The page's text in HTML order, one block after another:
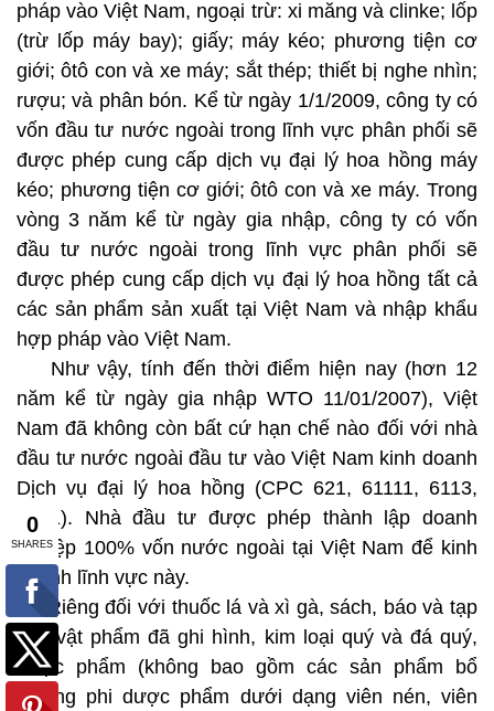
pháp vào Việt Nam, ngoại trừ: xi măng và clinke; lốp
(trừ lốp máy bay); giấy; máy kéo; phương tiện cơ
giới; ôtô con và xe máy; sắt thép; thiết bị nghe nhìn;
rượu; và phân bón. Kể từ ngày 1/1/2009, công ty có
vốn đầu tư nước ngoài trong lĩnh vực phân phối sẽ
được phép cung cấp dịch vụ đại lý hoa hồng máy
kéo; phương tiện cơ giới; ôtô con và xe máy. Trong
vòng 3 năm kể từ ngày gia nhập, công ty có vốn
đầu tư nước ngoài trong lĩnh vực phân phối sẽ
được phép cung cấp dịch vụ đại lý hoa hồng tất cả
các sản phẩm sản xuất tại Việt Nam và nhập khẩu
hợp pháp vào Việt Nam.
Như vậy, tính đến thời điểm hiện nay (hơn 12
năm kể từ ngày gia nhập WTO 11/01/2007), Việt
Nam đã không còn bất cứ hạn chế nào đối với nhà
đầu tư nước ngoài đầu tư vào Việt Nam kinh doanh
Dịch vụ đại lý hoa hồng (CPC 621, 61111, 6113,
6121). Nhà đầu tư được phép thành lập doanh
nghiệp 100% vốn nước ngoài tại Việt Nam để kinh
doanh lĩnh vực này.
Riêng đối với thuốc lá và xì gà, sách, báo và tạp
chí, vật phẩm đã ghi hình, kim loại quý và đá quý,
dược phẩm (không bao gồm các sản phẩm bổ
dưỡng phi dược phẩm dưới dạng viên nén, viên